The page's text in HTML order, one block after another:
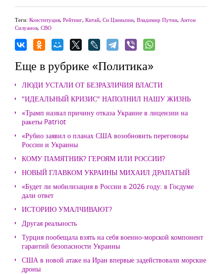
Теги: Конституция, Рейтинг, Китай, Си Цзиньпин, Владимир Путин, Антон
Силуанов, СВО
Еще в рубрике «Политика»
ЛЮДИ УСТАЛИ ОТ БЕЗРАЗЛИЧИЯ ВЛАСТИ
"ИДЕАЛЬНЫЙ КРИЗИС" НАПОЛНИЛ НАШУ ЖИЗНЬ
«Трамп назвал причину отказа Украине в лицензии на
ракеты Patriot
«Рубио заявил о планах США возобновить переговоры
России и Украины
КОМУ ПАМЯТНИК? ГЕРОЯМ ИЛИ РОССИИ?
НОВЫЙ ГЛАВКОМ УКРАИНЫ МИХАИЛ ДРАПАТЫЙ
«Будет ли мобилизация в России в 2026 году: в Госдуме
дали ответ
ИСТОРИЮ УМАЛЧИВАЮТ?
Другая реальность
Турция пообещала взять на себя военно-морской компонент
гарантий безопасности Украины
США в новой атаке на Иран впервые задействовали морские
дроны